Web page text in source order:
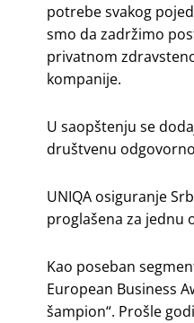
potrebe svakog
smo da zadržimo
privatnom
kompanije.
U saopštenju se
društvenu
UNIQA osiguranje
proglašena za jednu
Kao poseban
European Business
šampion“. Prošle